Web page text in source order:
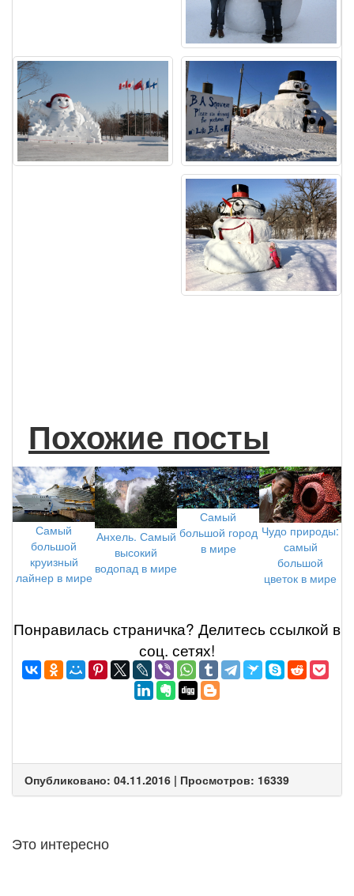
Похожие посты
Самый
большой
круизный
лайнер в мире
Анхель. Самый
высокий
водопад в мире
Самый
большой город
в мире
Чудо природы:
самый
большой
цветок в мире
Понравилась страничка? Делитеcь ссылкой в
соц. сетях!
Опубликовано: 04.11.2016 | Просмотров: 16339
Это интересно